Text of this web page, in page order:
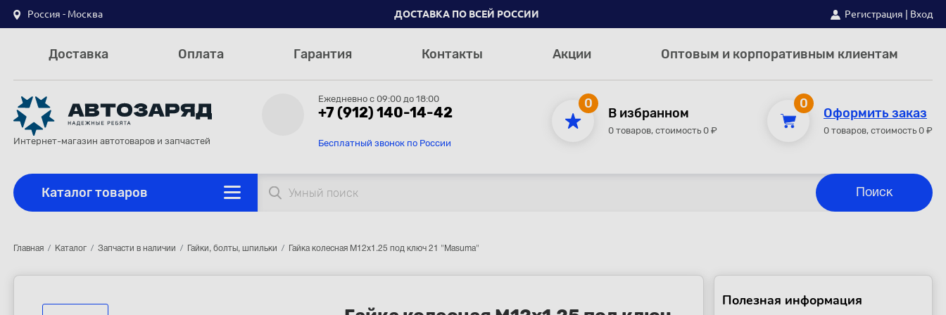
Россия - Москва ДОСТАВКА ПО ВСЕЙ РОССИИ Регистрация Вход
Доставка Оплата Гарантия Контакты Акции Оптовым и корпоративным клиентам
Интернет-магазин автотоваров и запчастей
Ежедневно с 09:00 до 18:00
+7 (912) 140-14-42
Бесплатный звонок по России
0
В избранном
0 товаров, стоимость 0 ₽
0
Оформить заказ
0 товаров, стоимость 0 ₽
Каталог товаров
Главная Каталог Запчасти в наличии Гайки, болты, шпильки Гайка колесная M12x1.25 под ключ 21 "Masuma"
Полезная информация